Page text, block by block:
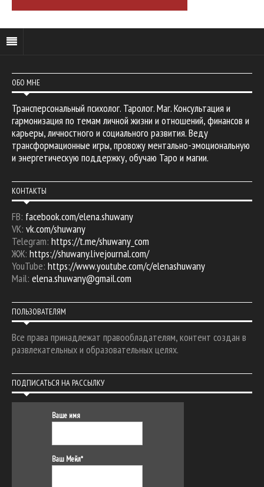
ОБО МНЕ
Трансперсональный психолог. Таролог. Маг. Консультация и
гармонизация по темам личной жизни и отношений, финансов и
карьеры, личностного и социального развития. Веду
трансформационные игры, провожу ментально-эмоциональную
и энергетическую поддержку, обучаю Таро и магии.
КОНТАКТЫ
FB: facebook.com/elena.shuwany
VK: vk.com/shuwany
Telegram: https://t.me/shuwany_com
ЖЖ: https://shuwany.livejournal.com/
YouTube: https://www.youtube.com/c/elenashuwany
Mail: elena.shuwany@gmail.com
ПОЛЬЗОВАТЕЛЯМ
Все права принадлежат правообладателям, контент создан в
развлекательных и образовательных целях.
ПОДПИСАТЬСЯ НА РАССЫЛКУ
Ваше имя
Ваш Мейл*